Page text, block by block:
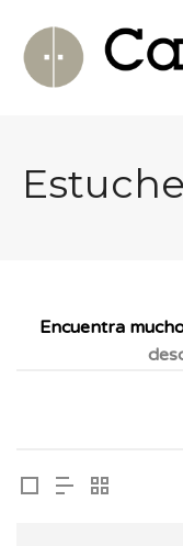
Estuche
Encuentra